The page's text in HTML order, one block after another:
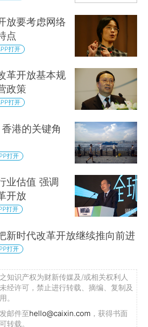
放要考虑网络
点
打开
革开放基本规
政策
打开
港的关键角
打开
业估值 强调
开放
打开
新时代改革开放继续推向前进
打开
知识产权为财新传媒及/或相关权利人
经许可，禁止进行转载、摘编、复制及
。
邮件至hello@caixin.com ，获得书面
转载。